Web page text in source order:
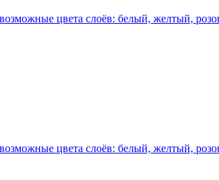
цвета слоёв: белый, желтый,
цвета слоёв: белый, желтый,